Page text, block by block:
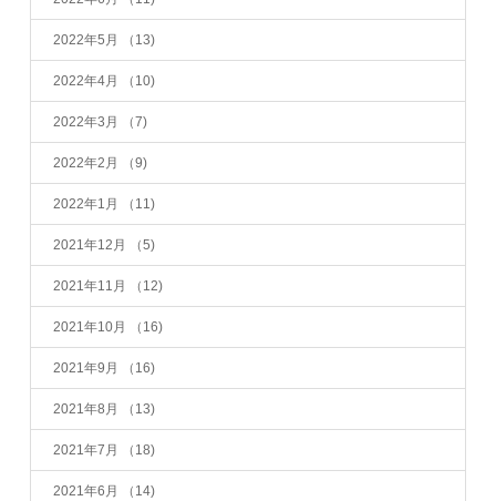
2022年5月 （13)
2022年4月 （10)
2022年3月 （7)
2022年2月 （9)
2022年1月 （11)
2021年12月 （5)
2021年11月 （12)
2021年10月 （16)
2021年9月 （16)
2021年8月 （13)
2021年7月 （18)
2021年6月 （14)